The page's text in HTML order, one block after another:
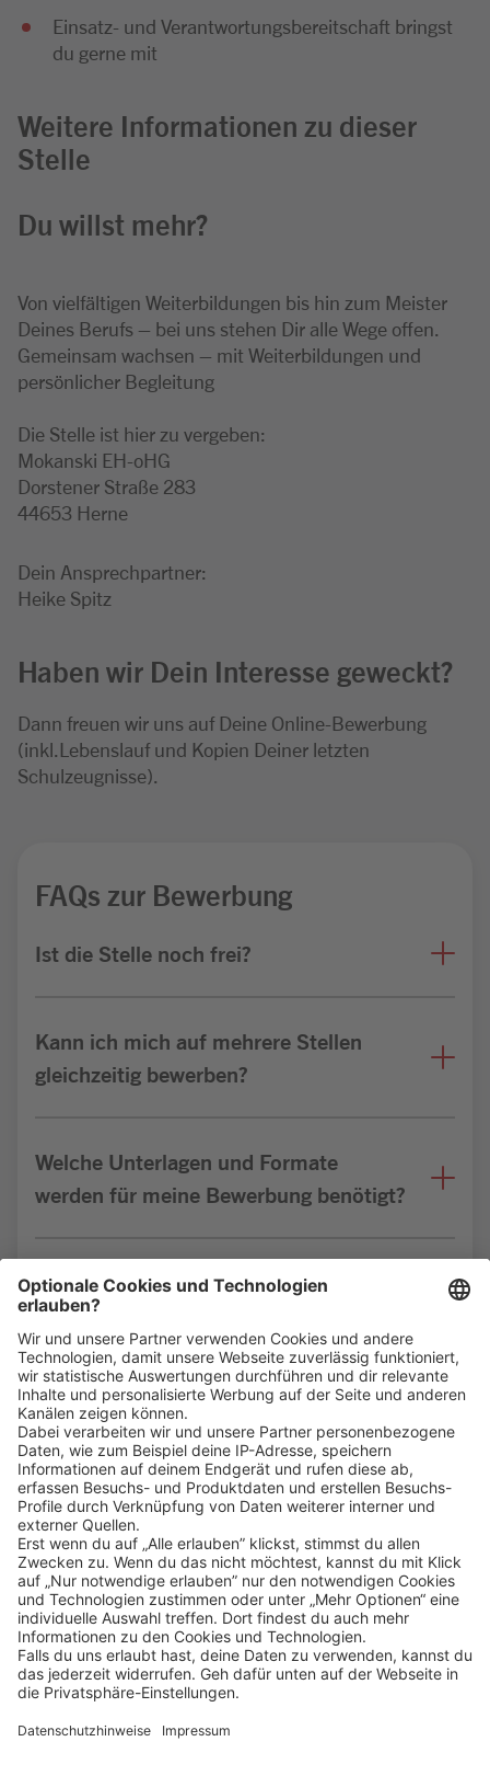
Einsatz- und Verantwortungsbereitschaft bringst
du gerne mit
Weitere Informationen zu dieser
Stelle
Du willst mehr?
Von vielfältigen Weiterbildungen bis hin zum Meister
Deines Berufs – bei uns stehen Dir alle Wege offen.
Gemeinsam wachsen – mit Weiterbildungen und
persönlicher Begleitung
Die Stelle ist hier zu vergeben:
Mokanski EH-oHG
Dorstener Straße 283
44653 Herne
Dein Ansprechpartner:
Heike Spitz
Haben wir Dein Interesse geweckt?
Dann freuen wir uns auf Deine Online-Bewerbung
(inkl.Lebenslauf und Kopien Deiner letzten
Schulzeugnisse).
FAQs zur Bewerbung
Ist die Stelle noch frei?
Kann ich mich auf mehrere Stellen
gleichzeitig bewerben?
Welche Unterlagen und Formate
werden für meine Bewerbung benötigt?
Bin ich für die Stelle geeignet?
Klickehier, um alle offenen Jobs zu sehen.
Impressum Datenschutz
Privatsphäre-Einstellungen
FAQ
Veranstaltungen
Sitemap